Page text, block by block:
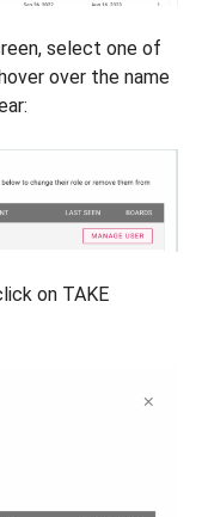
select one of
over the name
on TAKE